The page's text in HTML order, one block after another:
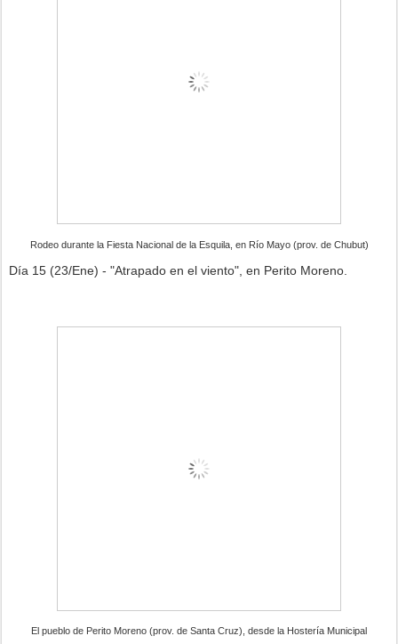
Rodeo durante la Fiesta Nacional de la Esquila, en Río Mayo (prov. de Chubut)
Día 15 (23/Ene) - "Atrapado en el viento", en Perito Moreno.
El pueblo de Perito Moreno (prov. de Santa Cruz), desde la Hostería Municipal